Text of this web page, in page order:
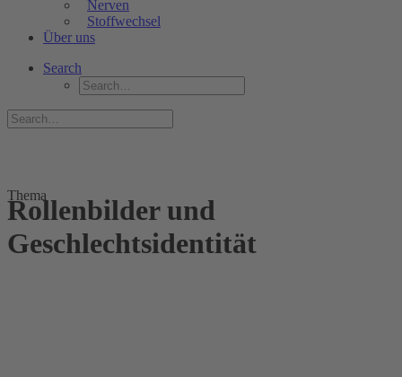
Nerven
Stoffwechsel
Über uns
Search
Thema
Rollenbilder und
Geschlechtsidentität